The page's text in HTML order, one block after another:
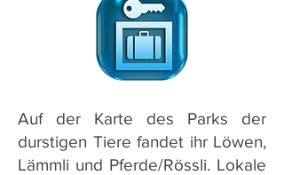
Auf der Karte des Parks der
durstigen Tiere fandet ihr Löwen,
Lämmli und Pferde/Rössli. Lokale